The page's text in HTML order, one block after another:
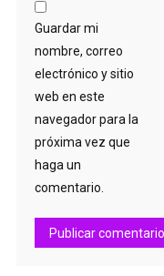
Guardar mi
nombre, correo
electrónico y sitio
web en este
navegador para la
próxima vez que
haga un
comentario.